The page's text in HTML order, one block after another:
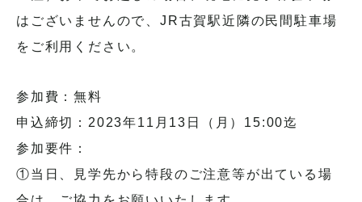
はございませんので、JR古賀駅近隣の民間駐車場
をご利用ください。
参加費：無料
申込締切：2023年11月13日（月）15:00迄
参加要件：
①当日、見学先から特段のご注意等が出ている場